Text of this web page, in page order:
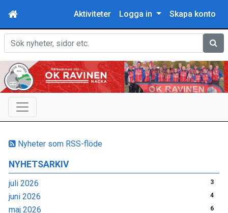
Aktiviteter Logga in Skapa konto
Sök
Nyheter som RSS-flöde
NYHETSARKIV
juli 2026 3
juni 2026 4
maj 2026 6